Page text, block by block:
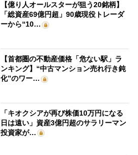
【億り人オールスターが狙う20銘柄】
「総資産69億円超」90歳現役トレーダ
ーから“10…
【首都圏の不動産価格「危ない駅」ラ
ンキング】“中古マンション売れ行き鈍
化”のワー…
「キオクシアが再び株価10万円になる
日は遠い」資産3億円超のサラリーマン
投資家が…